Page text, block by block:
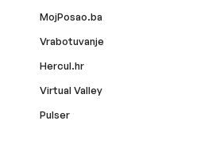
MojPosao.ba
Vrabotuvanje
Hercul.hr
Virtual Valley
Pulser